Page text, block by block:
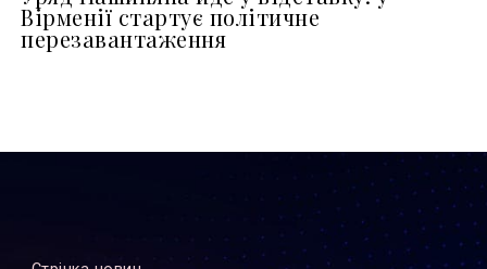
Вірменії стартує політичне
перезавантаження